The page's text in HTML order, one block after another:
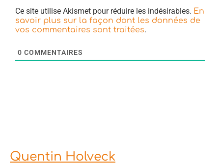
Ce site utilise Akismet pour réduire les indésirables. En
savoir plus sur la façon dont les données de
vos commentaires sont traitées.
0 COMMENTAIRES
Quentin Holveck